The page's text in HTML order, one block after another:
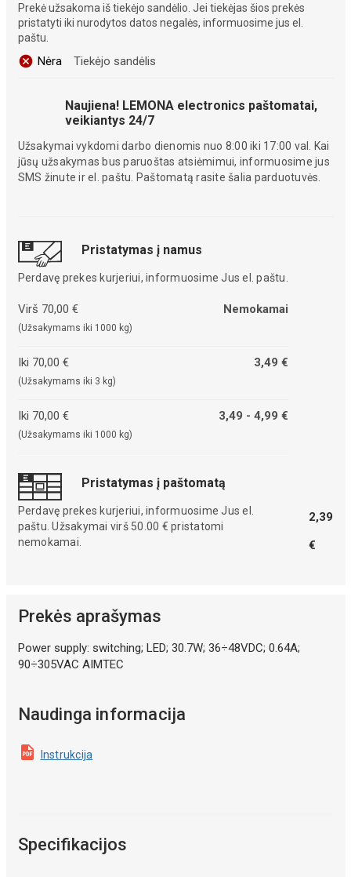
Prekė užsakoma iš tiekėjo sandėlio. Jei tiekėjas šios prekės
pristatyti iki nurodytos datos negalės, informuosime jus el.
paštu.
Nėra Tiekėjo sandėlis
Naujiena! LEMONA electronics paštomatai,
veikiantys 24/7
Užsakymai vykdomi darbo dienomis nuo 8:00 iki 17:00 val. Kai
jūsų užsakymas bus paruoštas atsiėmimui, informuosime jus
SMS žinute ir el. paštu. Paštomatą rasite šalia parduotuvės.
Pristatymas į namus
Perdavę prekes kurjeriui, informuosime Jus el. paštu.
Virš 70,00 €
(Užsakymams iki 1000 kg)
Nemokamai
Iki 70,00 €
(Užsakymams iki 3 kg)
3,49 €
Iki 70,00 €
(Užsakymams iki 1000 kg)
3,49 - 4,99 €
Pristatymas į paštomatą
Perdavę prekes kurjeriui, informuosime Jus el.
paštu. Užsakymai virš 50.00 € pristatomi
nemokamai.
2,39
€
Prekės aprašymas
Power supply: switching; LED; 30.7W; 36÷48VDC; 0.64A;
90÷305VAC AIMTEC
Naudinga informacija
Instrukcija
Specifikacijos